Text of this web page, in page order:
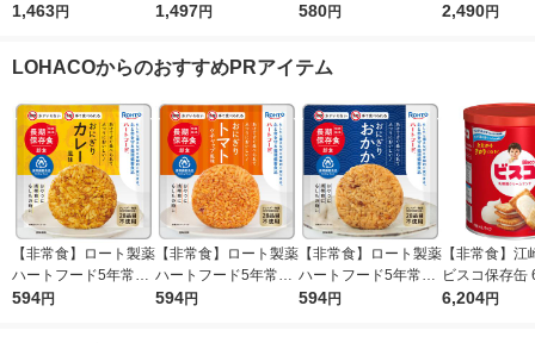
水2L 653253 1箱（6
1,463円
ー） エネルギー ロン
ケース（6個）
1,497円
ロップス 17055-03 1
580円
付き 良品計画
2,490円
LOHACOからのおすすめPRアイテム
【非常食】ロート製薬
ハートフード5年常温
保存 おにぎり カレー
594円
【非常食】ロート製薬
ハートフード5年常温
保存おにぎり トマト
594円
【非常食】ロート製薬
ハートフード5年常温
保存おにぎり おかか
594円
【非常食】江
ビスコ保存缶
2 1セット(1
6,204円